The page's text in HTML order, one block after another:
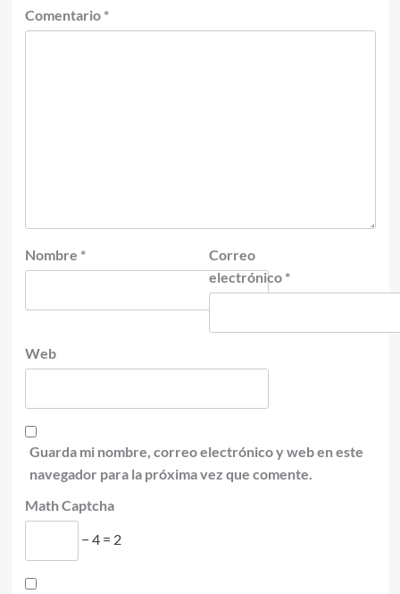
Comentario *
Nombre *
Correo
electrónico *
Web
Guarda mi nombre, correo electrónico y web en este
navegador para la próxima vez que comente.
Math Captcha
− 4 = 2